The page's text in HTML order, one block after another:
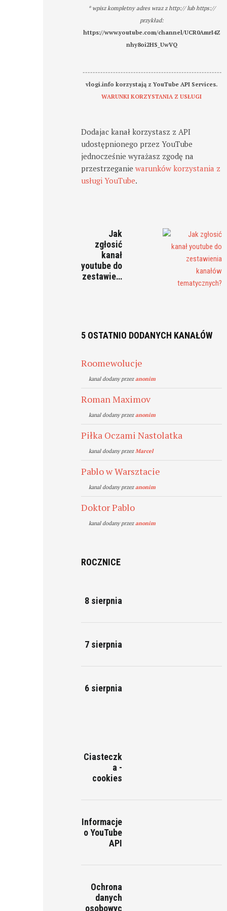
* wpisz kompletny adres wraz z http:// lub https://
przykład:
https://www.youtube.com/channel/UCR0AmrI4Z
nhy8oi2HS_UwVQ
-------------------------------------------------------
vlogi.info korzystają z YouTube API Services.
WARUNKI KORZYSTANIA Z USŁUGI
Dodajac kanał korzystasz z API
udostępnionego przez YouTube
jednocześnie wyrażasz zgodę na
przestrzeganiewarunków korzystania z
usługi YouTube.
Jak
zgłosić
kanał
youtube do
zestawie…
5 OSTATNIO DODANYCH KANAŁÓW
Roomewolucje
kanal dodany przezanonim
Roman Maximov
kanal dodany przezanonim
Piłka Oczami Nastolatka
kanal dodany przezMarcel
Pablo w Warsztacie
kanal dodany przezanonim
Doktor Pablo
kanal dodany przezanonim
ROCZNICE
8 sierpnia
7 sierpnia
6 sierpnia
Ciasteczk
a -
cookies
Informacje
o YouTube
API
Ochrona
danych
osobowyc